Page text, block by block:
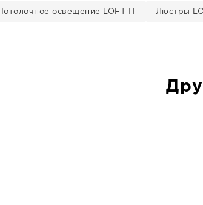
Потолочное освещение LOFT IT Люстры